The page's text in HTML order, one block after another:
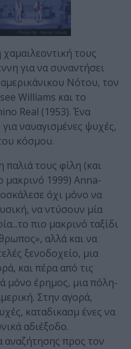
τους
για να συναντήσει
Νότου, τον
Williams και το
Real (1953). Ένα
ναυαγισμένες ψυχές,
κόσμου.
τους φίλη (και
μακρινό 1999) Anna-
όχι μόνο να
να ντύσουν μία
πιο μακρινό ταξίδι
αλλά και να
ξενοδοχείο, μια
και πέρα από τις
μόνο έρημος, μια πόλη-
Στην αγορά,
καταδικασμ ένες να
αδιέξοδο.
αναζήτησης προς τον